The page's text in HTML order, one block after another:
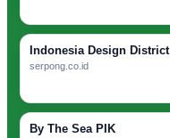
Indonesia Design District
serpong.co.id
By The Sea PIK